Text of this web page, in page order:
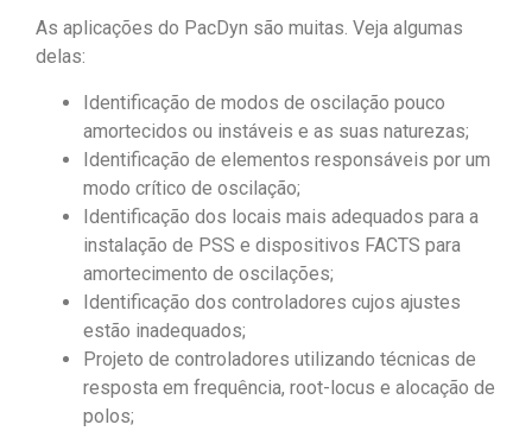
As aplicações do PacDyn são muitas. Veja algumas
delas:
Identificação de modos de oscilação pouco
amortecidos ou instáveis e as suas naturezas;
Identificação de elementos responsáveis por um
modo crítico de oscilação;
Identificação dos locais mais adequados para a
instalação de PSS e dispositivos FACTS para
amortecimento de oscilações;
Identificação dos controladores cujos ajustes
estão inadequados;
Projeto de controladores utilizando técnicas de
resposta em frequência, root-locus e alocação de
polos;